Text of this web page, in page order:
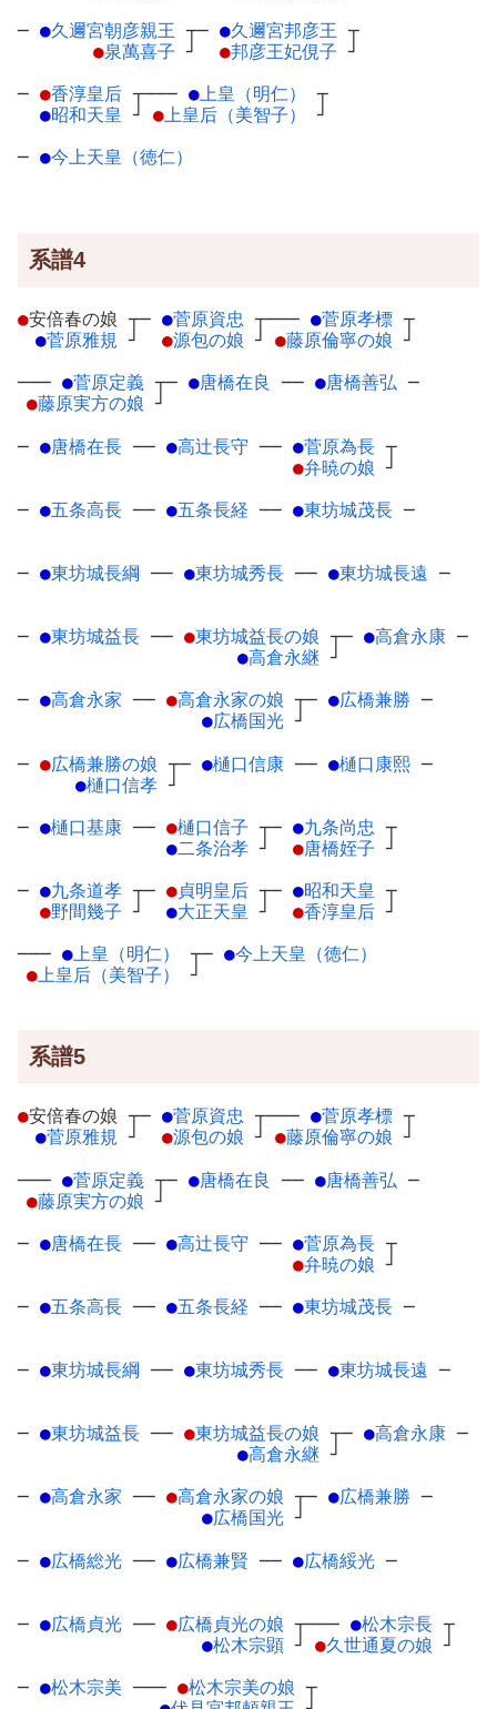
─ ●久邇宮朝彦親王 ┬
●泉萬喜子 ┘
─ ●久邇宮邦彦王 ┬
●邦彦王妃俔子 ┘
─ ●香淳皇后 ┬
●昭和天皇 ┘
─── ●上皇（明仁）
┬
●上皇后（美智子） ┘
─ ●今上天皇（徳仁）
系譜4
●安倍春の娘 ┬
●菅原雅規 ┘
─ ●菅原資忠 ┬
●源包の娘 ┘
─── ●菅原孝標 ┬
●藤原倫寧の娘 ┘
─── ●菅原定義 ┬
●藤原実方の娘 ┘
─ ●唐橋在良 ── ●唐橋善弘 ─
─ ●唐橋在長 ── ●高辻長守 ── ●菅原為長 ┬
●弁暁の娘 ┘
─ ●五条高長 ── ●五条長経 ── ●東坊城茂長 ─
─ ●東坊城長綱 ── ●東坊城秀長 ── ●東坊城長遠 ─
─ ●東坊城益長 ── ●東坊城益長の娘 ┬
●高倉永継 ┘
─ ●高倉永康 ─
─ ●高倉永家 ── ●高倉永家の娘 ┬
●広橋国光 ┘
─ ●広橋兼勝 ─
─ ●広橋兼勝の娘 ┬
●樋口信孝 ┘
─ ●樋口信康 ── ●樋口康熙 ─
─ ●樋口基康 ── ●樋口信子 ┬
●二条治孝 ┘
─ ●九条尚忠 ┬
●唐橋姪子 ┘
─ ●九条道孝 ┬
●野間幾子 ┘
─ ●貞明皇后 ┬
●大正天皇 ┘
─ ●昭和天皇 ┬
●香淳皇后 ┘
─── ●上皇（明仁）
┬
●上皇后（美智子） ┘
─ ●今上天皇（徳仁）
系譜5
●安倍春の娘 ┬
●菅原雅規 ┘
─ ●菅原資忠 ┬
●源包の娘 ┘
─── ●菅原孝標 ┬
●藤原倫寧の娘 ┘
─── ●菅原定義 ┬
●藤原実方の娘 ┘
─ ●唐橋在良 ── ●唐橋善弘 ─
─ ●唐橋在長 ── ●高辻長守 ── ●菅原為長 ┬
●弁暁の娘 ┘
─ ●五条高長 ── ●五条長経 ── ●東坊城茂長 ─
─ ●東坊城長綱 ── ●東坊城秀長 ── ●東坊城長遠 ─
─ ●東坊城益長 ── ●東坊城益長の娘 ┬
●高倉永継 ┘
─ ●高倉永康 ─
─ ●高倉永家 ── ●高倉永家の娘 ┬
●広橋国光 ┘
─ ●広橋兼勝 ─
─ ●広橋総光 ── ●広橋兼賢 ── ●広橋綏光 ─
─ ●広橋貞光 ── ●広橋貞光の娘 ┬
●松木宗顕 ┘
─── ●松木宗長 ┬
●久世通夏の娘 ┘
─ ●松木宗美 ─── ●松木宗美の娘 ┬